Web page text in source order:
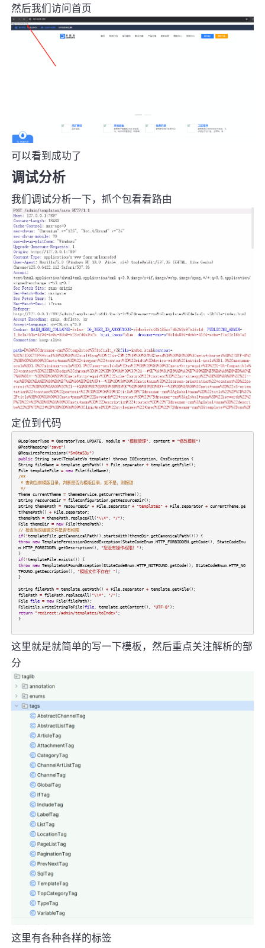
然后我们访问首页
可以看到成功了
调试分析
我们调试分析一下，抓个包看看路由
定位到代码
@Log(operType = OperatorType. UPDATE, module = "模板管理" content = "修改模板" )
@PostMapping( "save" )
@RequiresPermissions( "5n6ta53y" )
public String save(TemplateVo template) throws IOException, CmsException{
String fileName = template. getPath() + File. separator + template. getFile();
File templateFile = new File(fileName);
/**
* 查询当前模版目录，判断是否为模版目录，如不是，则报错
*/
Theme currentTheme = themeService. getCurrentTheme();
String resourceDir = fileConfiguration. getResourceDir();
String themePath = resourceDir + File. separator + "templates" + File. separator + currentTheme. ge
tThemePath() + File. separator;
themePath = themePath. replaceAll ( "\\*" "/" );
File themeDir = new File(themePath);
// 检查当前编辑文件是否有权限
if( !templateFile. getCanonicalPath(). startsWith(themeDir. getCanonicalPath())) {
throw new TemplatePermissionDeniedException(StateCodeEnum. HTTP_FORBIDDEN. getCode(), StateCodeEnu
m. HTTP_FORBIDDEN. getDescription(), "您没有操作权限！" );
}
if( !templateFile. exists()) {
throw new TemplateNotFoundException(StateCodeEnum. HTTP_NOTFOUND. getCode(), StateCodeEnum. HTTP_NO
TFOUND. getDescription(), "模板文件不存在！" );
}
String filePath = template. getPath() + File. separator + template. getFile();
filePath = filePath. replaceAll ( "\\*" "/" );
File file = new File(filePath);
FileUtils. writeStringToFile(file, template. getContent(), "UTF-8" );
return "redirect:/admin/templates/toIndex" ;
}
这里就是就简单的写一下模板，然后重点关注解析的部
分
这里有各种各样的标签